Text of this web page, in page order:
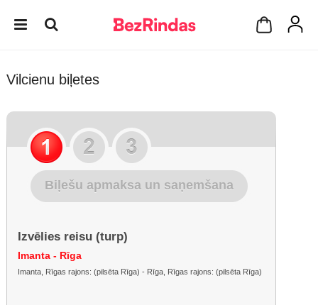
Vilcienu biļetes
Biļešu apmaksa un saņemšana
Izvēlies reisu (turp)
Imanta - Rīga
Imanta, Rīgas rajons: (pilsēta Rīga) - Rīga, Rīgas rajons: (pilsēta Rīga)